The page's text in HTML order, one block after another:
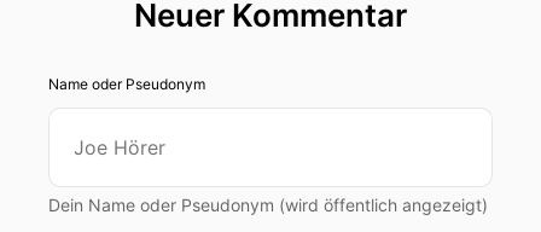
Neuer Kommentar
Name oder Pseudonym
Dein Name oder Pseudonym (wird öffentlich angezeigt)